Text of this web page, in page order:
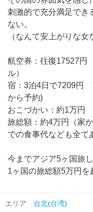
刺激的で充分満足でき
ない。
（なんて安上がりな
航空券：往復17527円
ル）
宿：3泊4日で7209円
から予約)
おこづかい：約1万円
旅総額：約4万円（家
での食事代なども全て
今までアジア5ヶ国旅し
1ヶ国の旅総額5万円を
エリア 台北(台湾)